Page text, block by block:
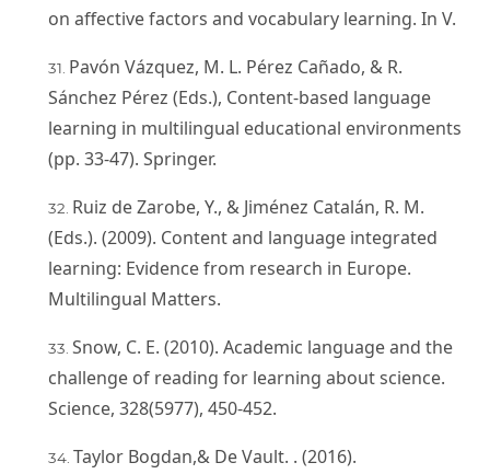
on affective factors and vocabulary learning. In V.
Pavón Vázquez, M. L. Pérez Cañado, & R.
Sánchez Pérez (Eds.), Content-based language
learning in multilingual educational environments
(pp. 33-47). Springer.
Ruiz de Zarobe, Y., & Jiménez Catalán, R. M.
(Eds.). (2009). Content and language integrated
learning: Evidence from research in Europe.
Multilingual Matters.
Snow, C. E. (2010). Academic language and the
challenge of reading for learning about science.
Science, 328(5977), 450-452.
Taylor Bogdan,& De Vault. . (2016).